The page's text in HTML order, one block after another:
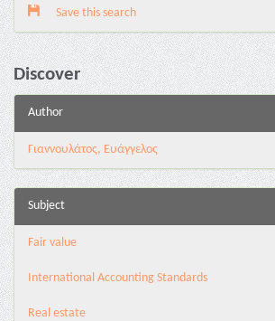
Save this search
Discover
Author
Γιαννουλάτος, Ευάγγελος
Subject
Fair value
International Accounting Standards
Real estate